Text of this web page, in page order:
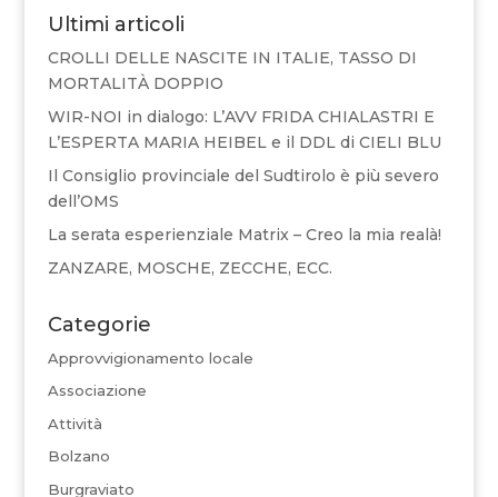
Ultimi articoli
CROLLI DELLE NASCITE IN ITALIE, TASSO DI
MORTALITÀ DOPPIO
WIR-NOI in dialogo: L’AVV FRIDA CHIALASTRI E
L’ESPERTA MARIA HEIBEL e il DDL di CIELI BLU
Il Consiglio provinciale del Sudtirolo è più severo
dell’OMS
La serata esperienziale Matrix – Creo la mia realà!
ZANZARE, MOSCHE, ZECCHE, ECC.
Categorie
Approvvigionamento locale
Associazione
Attività
Bolzano
Burgraviato